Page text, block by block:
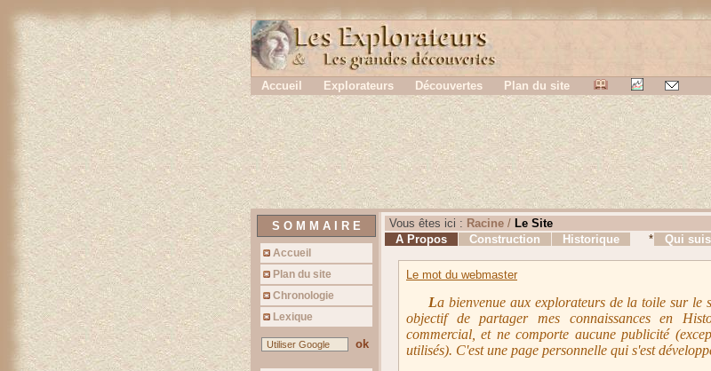
Ce site utilise Google Analytics.
En continuant a naviguer, vous nous autorisez a deposer un cookie a des fins de mesure
Accueil Explorateurs Découvertes Plan du site
S O M M A I R E
Accueil
Plan du site
Chronologie
Lexique
ok
Vous êtes ici : Racine / Le Site
A Propos
Construction Historique * Qui
Le mot du webmaster
La bienvenue aux explorateurs de la toile sur le
objectif de partager mes connaissances en
commercial, et ne comporte aucune publicité
utilisés). C'est une page personnelle qui s'est